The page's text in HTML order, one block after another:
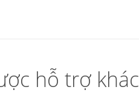
hỗ trợ khác